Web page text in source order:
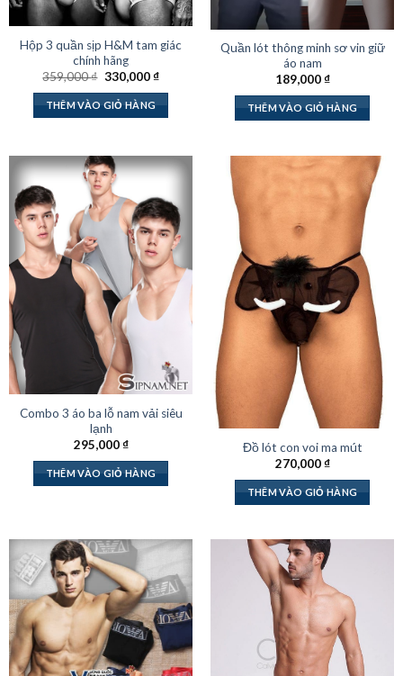
Hộp 3 quần sịp H&M tam giác
chính hãng
359,000₫ Giá
là:
359,000 ₫.
330,000₫Giá
330,000 ₫.
THÊM VÀO GIỎ HÀNG
Quần lót thông minh sơ vin giữ
áo nam
189,000₫
THÊM VÀO GIỎ HÀNG
Combo 3 áo ba lỗ nam vải siêu
lạnh
295,000₫
THÊM VÀO GIỎ HÀNG
Đồ lót con voi ma mút
270,000₫
THÊM VÀO GIỎ HÀNG